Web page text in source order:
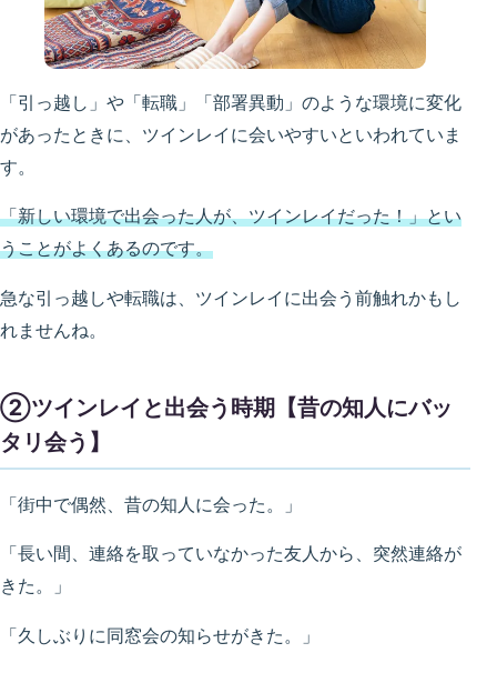
「引っ越し」や「転職」「部署異動」のような環境に変化
があったときに、ツインレイに会いやすいといわれていま
す。
「新しい環境で出会った人が、ツインレイだった！」とい
うことがよくあるのです。
急な引っ越しや転職は、ツインレイに出会う前触れかもし
れませんね。
②ツインレイと出会う時期【昔の知人にバッ
タリ会う】
「街中で偶然、昔の知人に会った。」
「長い間、連絡を取っていなかった友人から、突然連絡が
きた。」
「久しぶりに同窓会の知らせがきた。」